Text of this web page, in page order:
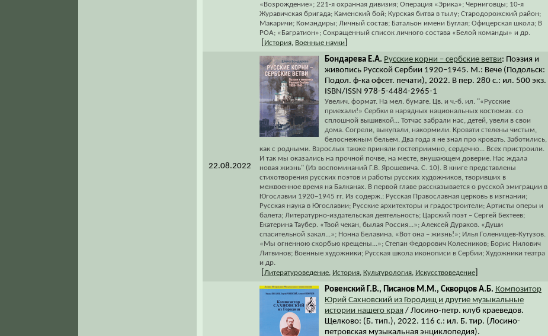
«Возрождение»; 221-я охранная дивизия; Операция «Эрика»; Черниговцы; 10-я
Журавичская бригада; Каменский бой; Курская битва в тылу; Стародорожский район;
Макаричи; Командиры; Личный состав; Батальон имени Буглая; Офицерская школа; В
РОА; «Багратион»; Сокращенный список личного состава «Белой команды» и др.
История, Военные науки
22.08.2022
Бондарева Е.А. Русские корни – сербские ветви: Поэзия и
живопись Русской Сербии 1920–1945. М.: Вече (Подольск:
Подол. ф-ка офсет. печати), 2022. В пер. 280 с.: ил. 500 экз.
ISBN/ISSN 978-5-4484-2965-1
Увелич. формат. На мел. бумаге. Цв. и ч.-б. ил. "«Русские
приехали!» Сербки в нарядных национальных костюмах. со
сплошной вышивкой... Тотчас забрали нас, детей, увели в свои
дома. Согрели, выкупали, накормили. Кровати стелены чистым,
белоснежным бельем. Два года я не знал про кровать. Заботились,
как с родными. Взрослых также приняли гостеприимно, сердечно... Всех пристроили.
И так мы оказались на прочной почве, на месте, внушающем доверие. Нас ждала
новая жизнь" (Из воспоминаний Г.В. Ярошевича. С. 10). В книге представлены
стихотворения русских поэтов и работы русских художников, творивших в
межвоенное время на Балканах. В первой главе рассказывается о русской эмиграции в
Югославии 1920–1945 гг. Из содерж.: Русская Православная церковь в изгнании;
Русская наука в Югославии; Русские архитекторы и градостроители; Артисты оперы и
балета; Литературно-издательская деятельность; Царский поэт – Сергей Бехтеев;
Екатерина Таубер. «Твой чекан, былая Россия...»; Алексей Дураков. «Души
спасительной закал...»; Нонна Белавина. «Вот она – жизнь!»; Илья Голенищев-Кутузов.
«Мы огненною скорбью крещены...»; Степан Федорович Колесников; Борис Нилович
Литвинов; Военные художники; Русская школа иконописи в Сербии; Художники театра
и др.
Литературоведение, История, Культурология, Искусствоведение
Ровенский Г.В., Писанов М.М., Скворцов А.Б. Композитор
Юрий Сахновский из Городищ и другие музыкальные
истории нашего края / Лосино-петр. клуб краеведов.
Щелково: (Б. тип.), 2022. 116 с.: ил. Б. тир. (Лосино-
петровская музыкальная энциклопедия).